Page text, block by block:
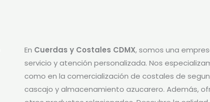
En Cuerdas y Costales CDMX, somos una
servicio y atención personalizada. Nos
como en la comercialización de costales de
cascajo y almacenamiento azucarero. Además,